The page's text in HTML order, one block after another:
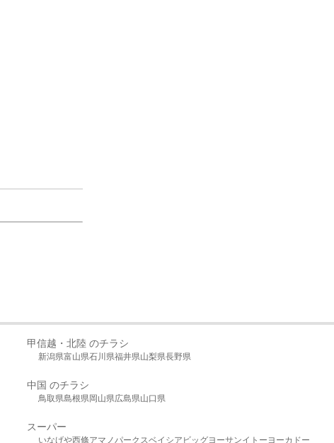
甲信越・北陸 のチラシ
新潟県富山県石川県福井県山梨県長野県
中国 のチラシ
鳥取県島根県岡山県広島県山口県
スーパー
いなげや西條アマノパークスベイシア ビッグヨーサンイトーヨーカドー